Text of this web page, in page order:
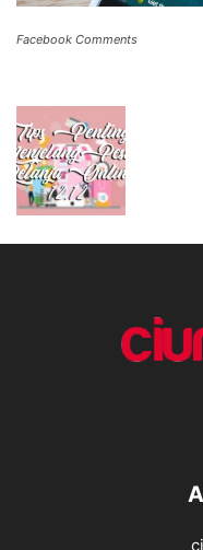
Facebook Comments